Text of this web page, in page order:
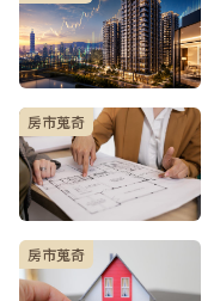
房市蒐奇
房市蒐奇